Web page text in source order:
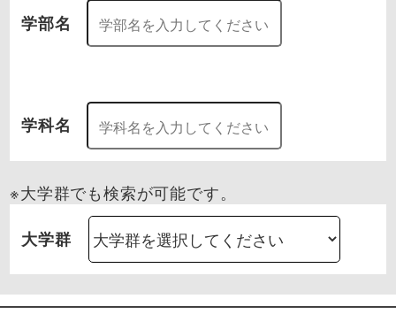
学部名
学科名
※大学群でも検索が可能です。
大学群